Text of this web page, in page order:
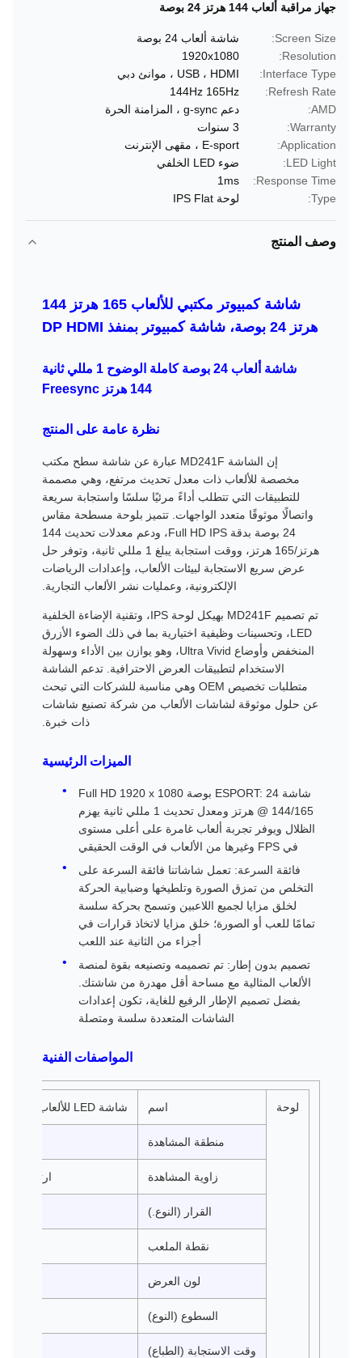
جهاز مراقبة ألعاب 144 هرتز 24 بوصة
Screen Size:
شاشة ألعاب 24 بوصة
Resolution:
1920x1080
Interface Type:
USB ، HDMI ، موانئ دبي
Refresh Rate:
144Hz 165Hz
AMD:
دعم g-sync ، المزامنة الحرة
Warranty:
3 سنوات
Application:
E-sport ، مقهى الإنترنت
LED Light:
ضوء LED الخلفي
Response Time:
1ms
Type:
لوحة IPS Flat
وصف المنتج
شاشة كمبيوتر مكتبي للألعاب 165 هرتز 144
هرتز 24 بوصة، شاشة كمبيوتر بمنفذ DP HDMI
شاشة ألعاب 24 بوصة كاملة الوضوح 1 مللي ثانية
144 هرتز Freesync
نظرة عامة على المنتج
إن الشاشة MD241F عبارة عن شاشة سطح مكتب
مخصصة للألعاب ذات معدل تحديث مرتفع، وهي مصممة
للتطبيقات التي تتطلب أداءً مرئيًا سلسًا واستجابة سريعة
واتصالًا موثوقًا متعدد الواجهات. تتميز بلوحة مسطحة مقاس
24 بوصة بدقة Full HD IPS، ودعم معدلات تحديث 144
هرتز/165 هرتز، ووقت استجابة يبلغ 1 مللي ثانية، وتوفر حل
عرض سريع الاستجابة لبيئات الألعاب، وإعدادات الرياضات
الإلكترونية، وعمليات نشر الألعاب التجارية.
تم تصميم MD241F بهيكل لوحة IPS، وتقنية الإضاءة الخلفية
LED، وتحسينات وظيفية اختيارية بما في ذلك الضوء الأزرق
المنخفض وأوضاع Ultra Vivid، وهو يوازن بين الأداء وسهولة
الاستخدام لتطبيقات العرض الاحترافية. تدعم الشاشة
متطلبات تخصيص OEM وهي مناسبة للشركات التي تبحث
عن حلول موثوقة لشاشات الألعاب من شركة تصنيع شاشات
ذات خبرة.
الميزات الرئيسية
شاشة ESPORT: 24 بوصة Full HD 1920 x 1080
@ 144/165 هرتز ومعدل تحديث 1 مللي ثانية يهزم
الظلال ويوفر تجربة ألعاب غامرة على أعلى مستوى
في FPS وغيرها من الألعاب في الوقت الحقيقي
فائقة السرعة: تعمل شاشاتنا فائقة السرعة على
التخلص من تمزق الصورة وتلطيخها وضبابية الحركة
لخلق مزايا لجميع اللاعبين وتسمح بحركة سلسة
تمامًا للعب أو الصورة؛ خلق مزايا لاتخاذ قرارات في
أجزاء من الثانية عند اللعب
تصميم بدون إطار: تم تصميمه وتصنيعه بقوة لمنصة
الألعاب المثالية مع مساحة أقل مهدرة من شاشتك.
بفضل تصميم الإطار الرفيع للغاية، تكون إعدادات
الشاشات المتعددة سلسة ومتصلة
المواصفات الفنية
لوحة اسم شاشة LED للألعاب مقاس 24 بوصة، مزامنة مجانية
منطقة المشاهدة
زاوية المشاهدة ارتفاع: 170 درجة فولت: 160 درجة
القرار (النوع.)
نقطة الملعب
لون العرض
السطوع (النوع)
وقت الاستجابة (الطباع)